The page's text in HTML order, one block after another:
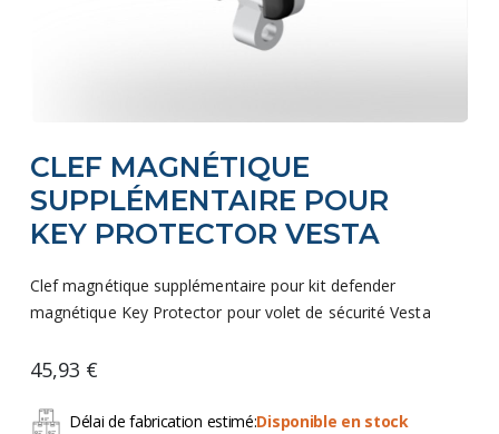
to
the
beginning
of
the
images
CLEF MAGNÉTIQUE
SUPPLÉMENTAIRE POUR
KEY PROTECTOR VESTA
Clef magnétique supplémentaire pour kit defender
magnétique Key Protector pour volet de sécurité Vesta
45,93 €
Délai de fabrication estimé:Disponible en stock